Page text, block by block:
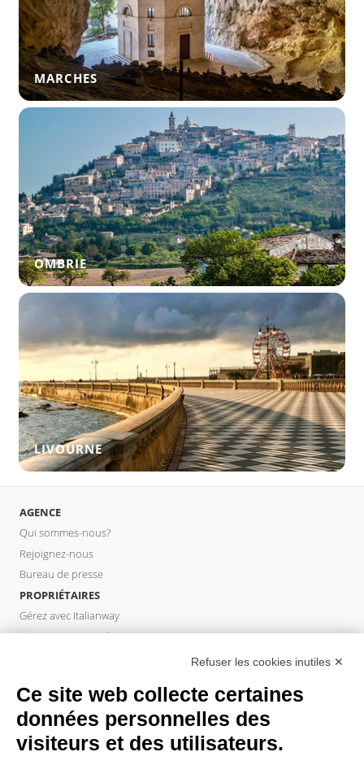
MARCHES
OMBRIE
LIVOURNE
AGENCE
Qui sommes-nous?
Rejoignez-nous
Bureau de presse
PROPRIÉTAIRES
Gérez avec Italianway
Investissez avec Italianway
Devenir partenaire
Italianway Academy
INVITÉS
Refuser les cookies inutiles ✕
Ce site web collecte certaines
données personnelles des
visiteurs et des utilisateurs.